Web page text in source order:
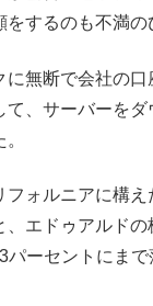
するのも不満の
に無断で会社の口
て、サーバーをダ
フォルニアに構え
、エドゥアルド
ーセントにまで